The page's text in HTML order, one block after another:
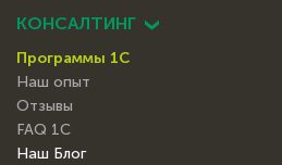
КОНСАЛТИНГ
Программы 1С
Наш опыт
Отзывы
FAQ 1С
Наш Блог